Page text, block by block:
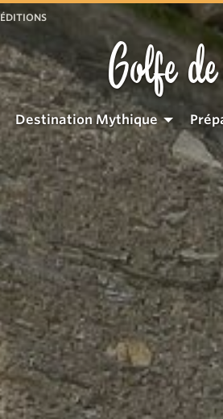
ÉDITIONS
Golfe de
Destination Mythique